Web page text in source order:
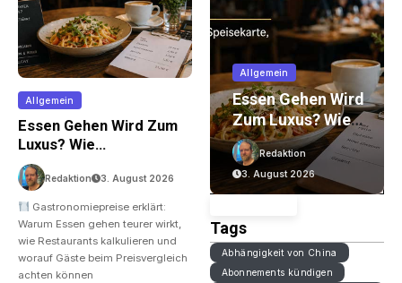
Allgemein
Essen Gehen Wird Zum
Luxus? Wie
Gastronomiepreise
Entstehen Und Worauf
Gäste Achten Können
Redaktion 3. August 2026
Gastronomiepreise erklärt:
Warum Essen gehen teurer wirkt,
wie Restaurants kalkulieren und
worauf Gäste beim Preisvergleich
achten können
Immobilien
Wohnungsbau In
Der Krise: Worauf
Bauherren Und
Kosten,
Finanzierung Und
Zeitplan Achten
Sollten
Redaktion
6. August 2026
Allgemein
Essen Gehen Wird
Zum Luxus? Wie
Gastronomiepreis
E Entstehen Und
Worauf Gäste
Redaktion
3. August 2026
Tags
Abhängigkeit von China
Abonnements kündigen